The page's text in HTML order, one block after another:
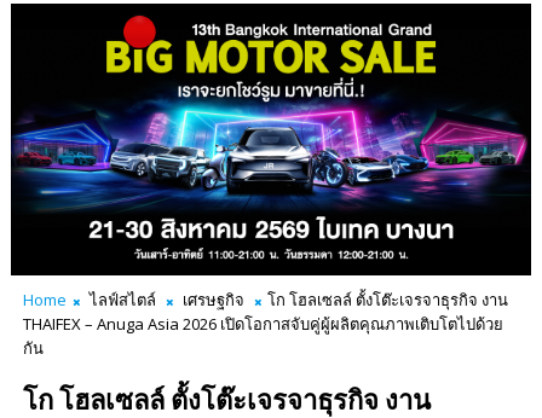
Home ไลฟ์สไตล์ เศรษฐกิจ
โก โฮลเซลล์ ตั้งโต๊ะเจรจาธุรกิจ งาน
THAIFEX – Anuga Asia 2026 เปิดโอกาสจับคู่ผู้ผลิตคุณภาพเติบโตไปด้วย
กัน
โก โฮลเซลล์ ตั้งโต๊ะเจรจาธุรกิจ งาน